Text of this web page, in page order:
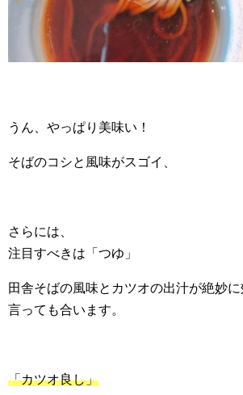
うん、やっぱり美味い！
そばのコシと風味がスゴイ、
さらには、
注目すべきは「つゆ」
田舎そばの風味とカツオの出汁が絶妙
言っても合います。
「カツオ良し」